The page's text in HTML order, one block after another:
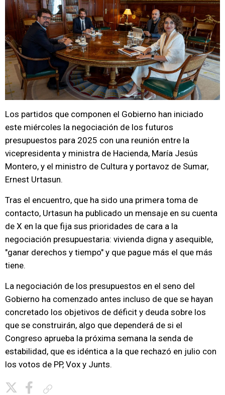
Los partidos que componen el Gobierno han iniciado
este miércoles la negociación de los futuros
presupuestos para 2025 con una reunión entre la
vicepresidenta y ministra de Hacienda, María Jesús
Montero, y el ministro de Cultura y portavoz de Sumar,
Ernest Urtasun.
Tras el encuentro, que ha sido una primera toma de
contacto, Urtasun ha publicado un mensaje en su cuenta
de X en la que fija sus prioridades de cara a la
negociación presupuestaria: vivienda digna y asequible,
"ganar derechos y tiempo" y que pague más el que más
tiene.
La negociación de los presupuestos en el seno del
Gobierno ha comenzado antes incluso de que se hayan
concretado los objetivos de déficit y deuda sobre los
que se construirán, algo que dependerá de si el
Congreso aprueba la próxima semana la senda de
estabilidad, que es idéntica a la que rechazó en julio con
los votos de PP, Vox y Junts.